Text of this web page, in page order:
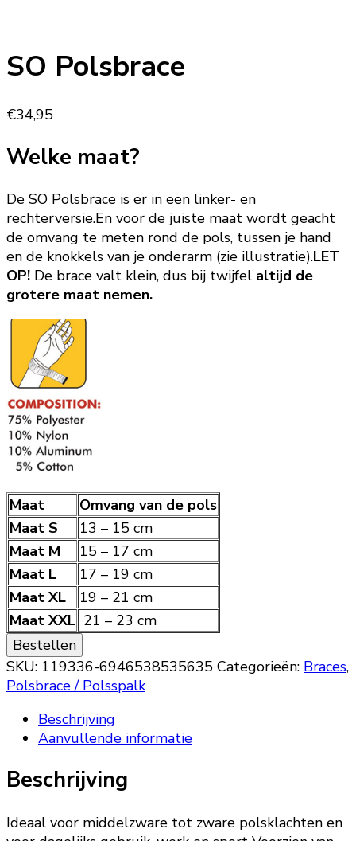
SO Polsbrace
€34,95
Welke maat?
De SO Polsbrace is er in een linker- en
rechterversie.En voor de juiste maat wordt geacht
de omvang te meten rond de pols, tussen je hand
en de knokkels van je onderarm (zie illustratie).LET
OP! De brace valt klein, dus bij twijfel altijd de
grotere maat nemen.
Maat
Omvang van de pols
Maat S
13 – 15 cm
Maat M
15 – 17 cm
Maat L
17 – 19 cm
Maat XL
19 – 21 cm
Maat XXL 21 – 23 cm
Bestellen
SKU: 119336-6946538535635 Categorieën: Braces,
Polsbrace / Polsspalk
Beschrijving
Aanvullende informatie
Beschrijving
Ideaal voor middelzware tot zware polsklachten en